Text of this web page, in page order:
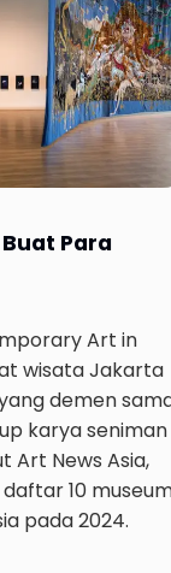
Para
Art in
wisata Jakarta
demen
karya seniman
Art News Asia,
10
pada 2024.